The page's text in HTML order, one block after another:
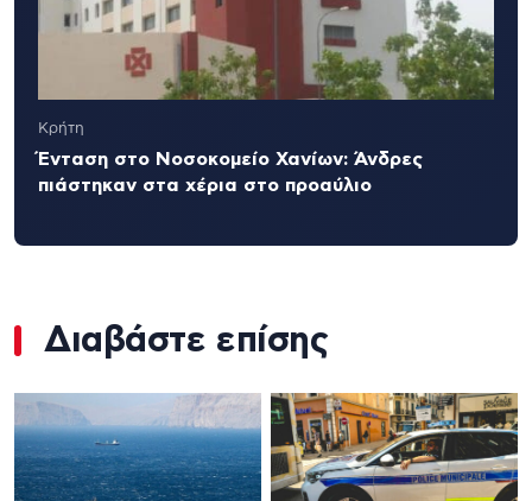
Κρήτη
Ένταση στο Νοσοκομείο Χανίων: Άνδρες
πιάστηκαν στα χέρια στο προαύλιο
Διαβάστε επίσης